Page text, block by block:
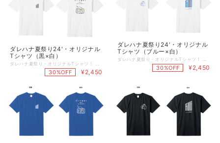
ダレハナ夏祭り24'・オリジナル
Tシャツ（黒×白）
30%OFF ¥2,450
ダレハナ夏祭り24'・オリジナル
Tシャツ（ブルー×白）
30%OFF ¥2,450